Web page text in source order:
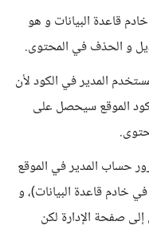
قاعدة البيانات و هو
و الحذف في المحتوى.
المدير في الكود لأن
الموقع سيحصل على
حساب المدير في الموقع
قاعدة البيانات)، و
صفحة الإدارة لكن